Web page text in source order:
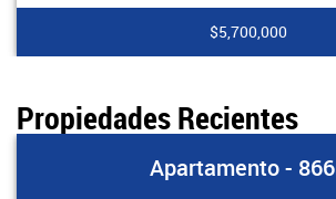
$5,700,000
Propiedades Recientes
Apartamento - 8665